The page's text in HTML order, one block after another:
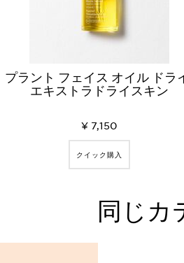
プラント フェイス オイル ドラ
エキストラドライスキン
¥ 7,150
クイック購入
同じカ